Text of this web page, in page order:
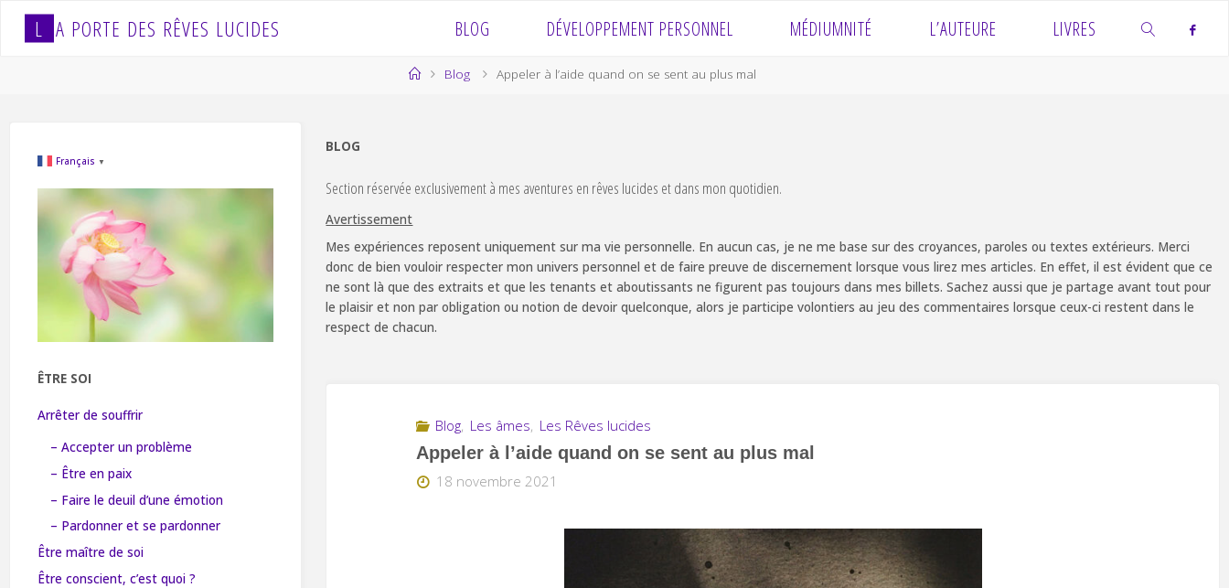
L A PORTE DES RÊVES LUCIDES BLOG DÉVELOPPEMENT PERSONNEL MÉDIUMNITÉ L’AUTEURE LIVRES
HomeBlog Appeler à l’aide quand on se sent au plus mal
BLOG
Section réservée exclusivement à mes aventures en rêves lucides et dans mon quotidien.
Avertissement
Mes expériences reposent uniquement sur ma vie personnelle. En aucun cas, je ne me base sur des croyances, paroles ou textes extérieurs. Merci
donc de bien vouloir respecter mon univers personnel et de faire preuve de discernement lorsque vous lirez mes articles. En effet, il est évident que ce
ne sont là que des extraits et que les tenants et aboutissants ne figurent pas toujours dans mes billets. Sachez aussi que je partage avant tout pour
le plaisir et non par obligation ou notion de devoir quelconque, alors je participe volontiers au jeu des commentaires lorsque ceux-ci restent dans le
respect de chacun.
Blog, Les âmes, Les Rêves lucides
Appeler à l’aide quand on se sent au plus mal
18 novembre 2021
Français ▼
ÊTRE SOI
Arrêter de souffrir
– Accepter un problème
– Être en paix
– Faire le deuil d’une émotion
– Pardonner et se pardonner
Être maître de soi
Être conscient, c’est quoi ?